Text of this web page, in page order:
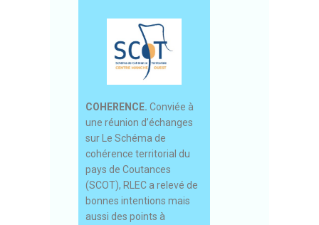
COHERENCE. Conviée à
une réunion d’échanges
sur Le Schéma de
cohérence territorial du
pays de Coutances
(SCOT), RLEC a relevé de
bonnes intentions mais
aussi des points à